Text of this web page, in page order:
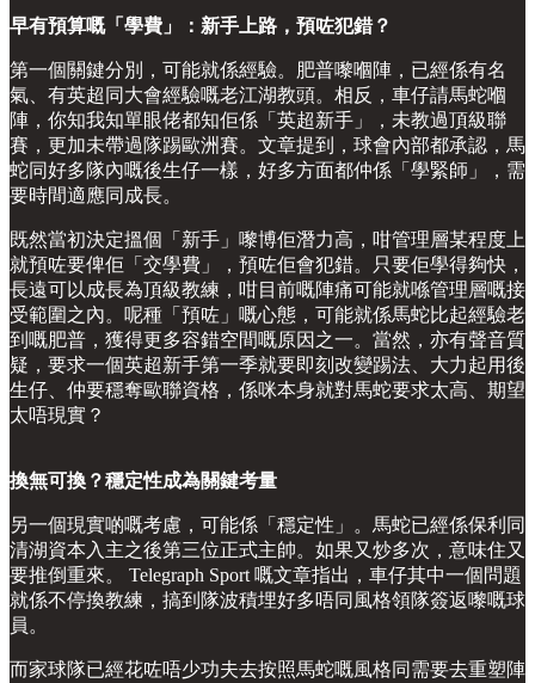
早有預算嘅「學費」：新手上路，預咗犯錯？
第一個關鍵分別，可能就係經驗。肥普嚟嗰陣，已經係有名
氣、有英超同大會經驗嘅老江湖教頭。相反，車仔請馬蛇嗰
陣，你知我知單眼佬都知佢係「英超新手」，未教過頂級聯
賽，更加未帶過隊踢歐洲賽。文章提到，球會內部都承認，馬
蛇同好多隊內嘅後生仔一樣，好多方面都仲係「學緊師」，需
要時間適應同成長。
既然當初決定搵個「新手」嚟博佢潛力高，咁管理層某程度上
就預咗要俾佢「交學費」，預咗佢會犯錯。只要佢學得夠快，
長遠可以成長為頂級教練，咁目前嘅陣痛可能就喺管理層嘅接
受範圍之內。呢種「預咗」嘅心態，可能就係馬蛇比起經驗老
到嘅肥普，獲得更多容錯空間嘅原因之一。當然，亦有聲音質
疑，要求一個英超新手第一季就要即刻改變踢法、大力起用後
生仔、仲要穩奪歐聯資格，係咪本身就對馬蛇要求太高、期望
太唔現實？
換無可換？穩定性成為關鍵考量
另一個現實啲嘅考慮，可能係「穩定性」。馬蛇已經係保利同
清湖資本入主之後第三位正式主帥。如果又炒多次，意味住又
要推倒重來。 Telegraph Sport 嘅文章指出，車仔其中一個問題
就係不停換教練，搞到隊波積埋好多唔同風格領隊簽返嚟嘅球
員。
而家球隊已經花咗唔少功夫去按照馬蛇嘅風格同需要去重塑陣